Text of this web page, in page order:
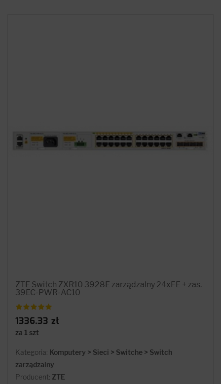
ZTE Switch ZXR10 3928E zarządzalny 24xFE + zas.
39EC-PWR-AC10
1336.33 zł
za 1 szt
Kategoria: Komputery > Sieci > Switche > Switch
zarządzalny
Producent: ZTE